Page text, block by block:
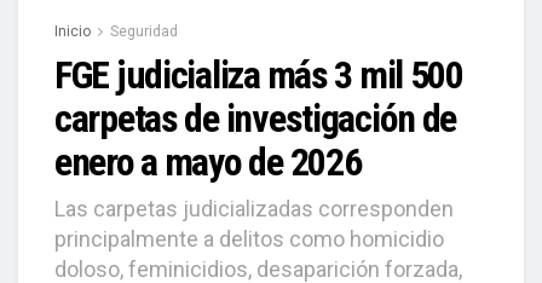
Inicio Seguridad
FGE judicializa más 3 mil 500
carpetas de investigación de
enero a mayo de 2026
Las carpetas judicializadas corresponden
principalmente a delitos como homicidio
doloso, feminicidios, desaparición forzada,